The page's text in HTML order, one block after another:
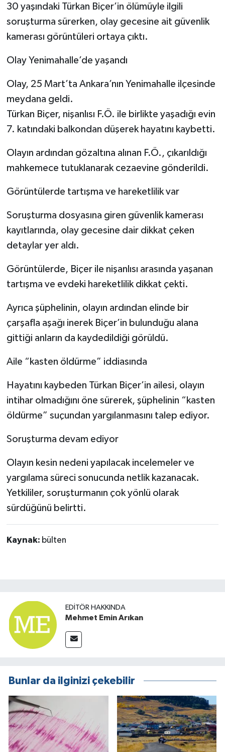
30 yaşındaki Türkan Biçer’in ölümüyle ilgili
soruşturma sürerken, olay gecesine ait güvenlik
kamerası görüntüleri ortaya çıktı.
Olay Yenimahalle’de yaşandı
Olay, 25 Mart’ta Ankara’nın Yenimahalle ilçesinde
meydana geldi.
Türkan Biçer, nişanlısı F.Ö. ile birlikte yaşadığı evin
7. katındaki balkondan düşerek hayatını kaybetti.
Olayın ardından gözaltına alınan F.Ö., çıkarıldığı
mahkemece tutuklanarak cezaevine gönderildi.
Görüntülerde tartışma ve hareketlilik var
Soruşturma dosyasına giren güvenlik kamerası
kayıtlarında, olay gecesine dair dikkat çeken
detaylar yer aldı.
Görüntülerde, Biçer ile nişanlısı arasında yaşanan
tartışma ve evdeki hareketlilik dikkat çekti.
Ayrıca şüphelinin, olayın ardından elinde bir
çarşafla aşağı inerek Biçer’in bulunduğu alana
gittiği anların da kaydedildiği görüldü.
Aile “kasten öldürme” iddiasında
Hayatını kaybeden Türkan Biçer’in ailesi, olayın
intihar olmadığını öne sürerek, şüphelinin “kasten
öldürme” suçundan yargılanmasını talep ediyor.
Soruşturma devam ediyor
Olayın kesin nedeni yapılacak incelemeler ve
yargılama süreci sonucunda netlik kazanacak.
Yetkililer, soruşturmanın çok yönlü olarak
sürdüğünü belirtti.
Kaynak: bülten
EDITÖR HAKKINDA
Mehmet Emin Arıkan
Bunlar da ilginizi çekebilir